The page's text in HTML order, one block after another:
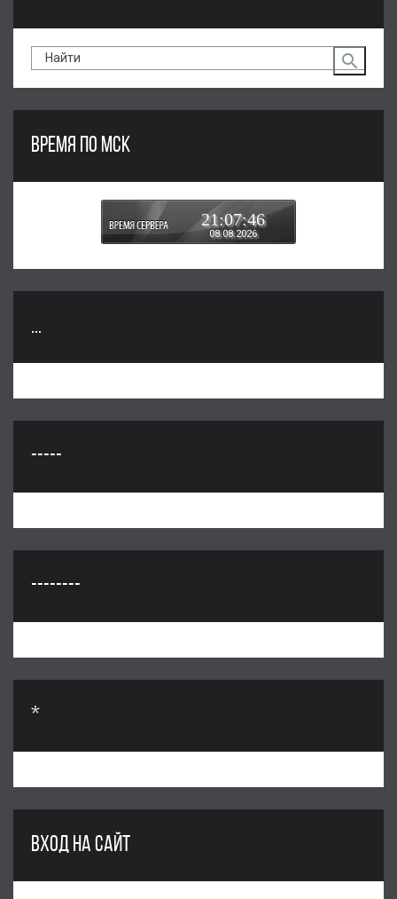
ВРЕМЯ ПО МСК
21:07:46
08.08.2026
...
-----
--------
*
ВХОД НА САЙТ